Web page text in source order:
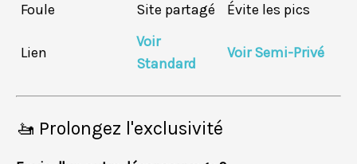
Foule
Site partagé Évite les pics
Lien
Voir
Standard
Voir Semi-Privé
🚤 Prolongez l'exclusivité